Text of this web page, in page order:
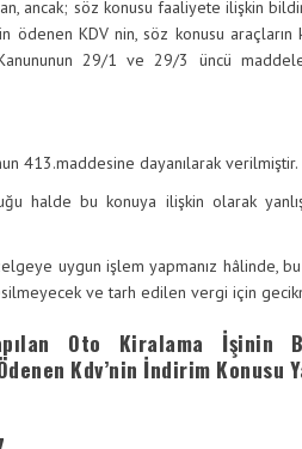
ancak; söz konusu faaliyete ilişkin
ödenen KDV nin, söz konusu
29/1 ve 29/3 üncü
413.maddesine dayanılarak verilmiştir.
halde bu konuya ilişkin olarak
uygun işlem yapmanız hâlinde,
ve tarh edilen vergi için
Oto Kiralama İşinin
Kdv’nin İndirim Konusu